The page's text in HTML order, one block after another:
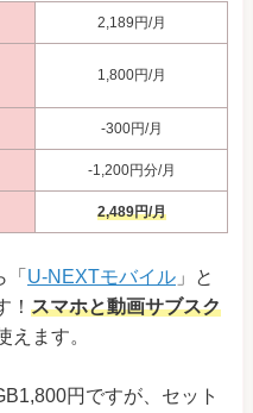
2,189円/月
1,800円/月
-300円/月
-1,200円分/月
2,489円/月
U-NEXTモバイル 」と
！ スマホと動画サブスク
えます。
円ですが、セット